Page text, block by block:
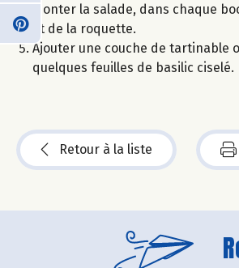
Monter la salade, dans chaque
et de la roquette.
Ajouter une couche de tartinable
quelques feuilles de basilic ciselé.
Retour à la liste